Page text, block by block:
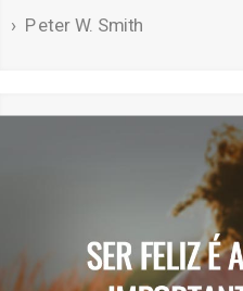
Peter W. Smith